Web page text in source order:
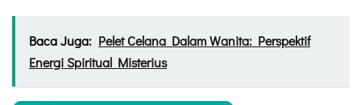
Baca Juga: Pelet Celana Dalam Wanita: Perspektif
Energi Spiritual Misterius